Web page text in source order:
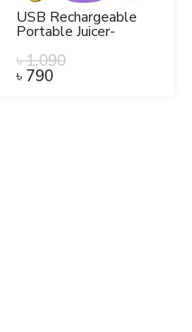
USB Rechargeable
Portable Juicer-
৳1,090
৳ 790